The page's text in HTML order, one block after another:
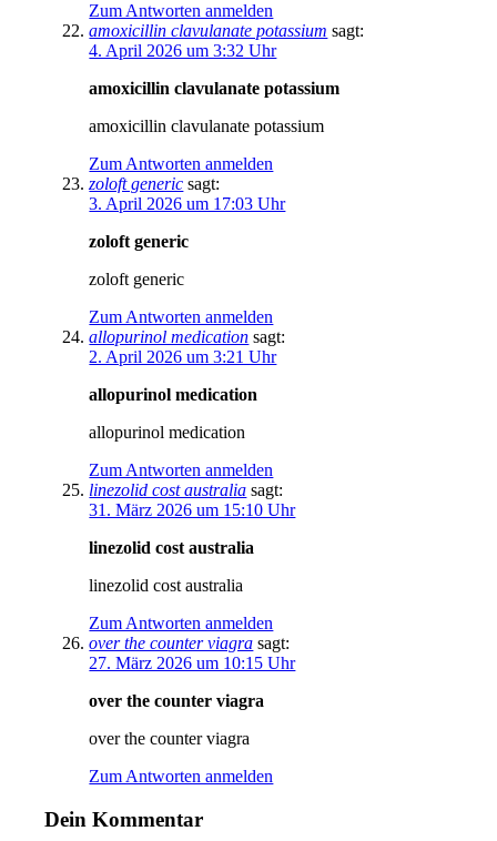
Zum Antworten anmelden
amoxicillin clavulanate potassium sagt:
4. April 2026 um 3:32 Uhr
amoxicillin clavulanate potassium
amoxicillin clavulanate potassium
Zum Antworten anmelden
zoloft generic sagt:
3. April 2026 um 17:03 Uhr
zoloft generic
zoloft generic
Zum Antworten anmelden
allopurinol medication sagt:
2. April 2026 um 3:21 Uhr
allopurinol medication
allopurinol medication
Zum Antworten anmelden
linezolid cost australia sagt:
31. März 2026 um 15:10 Uhr
linezolid cost australia
linezolid cost australia
Zum Antworten anmelden
over the counter viagra sagt:
27. März 2026 um 10:15 Uhr
over the counter viagra
over the counter viagra
Zum Antworten anmelden
Dein Kommentar